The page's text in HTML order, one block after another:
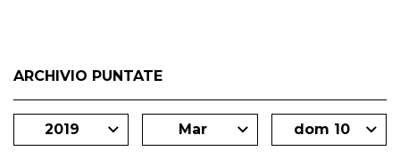
ARCHIVIO PUNTATE
2019 Mar dom 10